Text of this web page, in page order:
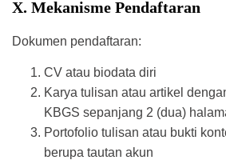
X. Mekanisme Pendaftaran
Dokumen pendaftaran:
CV atau biodata diri
Karya tulisan atau artikel
KBGS sepanjang 2 (dua)
Portofolio tulisan atau bukti
berupa tautan akun